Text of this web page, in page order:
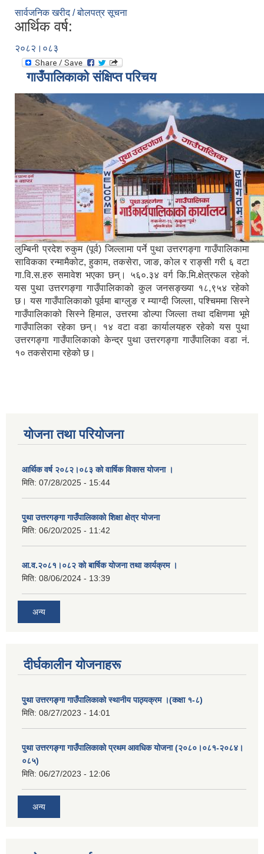
सार्वजनिक खरीद / बोलपत्र सूचना
आर्थिक वर्ष:
२०८२।०८३
गाउँपालिकाको संक्षिप्त परिचय
लुम्बिनी प्रदेश रुकुम (पूर्व) जिल्लामा पर्ने पुथा उत्तरगङ्गा गाउँपालिकामा
साविकका रन्मामैकोट, हुकाम, तकसेरा, जाङ, कोल र राङ्सी गरी ६ वटा
गा.वि.स.हरु समावेश भएका छन्। ५६०.३४ वर्ग कि.मि.क्षेत्रफल रहेको
यस पुथा उत्तरगङ्गा गाउँपालिकाको कुल जनसङ्ख्या १८,९५४ रहेको
छ। यस गाउँपालिकाको पूर्वमा बाग्लुङ र म्याग्दी जिल्ला, पश्चिममा सिस्ने
गाउँपालिकाको सिस्ने हिमाल, उत्तरमा डोल्पा जिल्ला तथा दक्षिणमा भूमे
गाउँपालिका रहेका छन्। १४ वटा वडा कार्यालयहरु रहेको यस पुथा
उत्तरगङ्गा गाउँपालिकाको केन्द्र पुथा उत्तरगङ्गा गाउँपालिका वडा नं.
१० तकसेरामा रहेको छ।
योजना तथा परियोजना
आर्थिक वर्ष २०८२।०८३ को वार्षिक विकास योजना ।
मिति: 07/28/2025 - 15:44
पुथा उत्तरगङ्गा गाउँपालिकाको शिक्षा क्षेत्र योजना
मिति: 06/20/2025 - 11:42
आ.व.२०८१।०८२ को बार्षिक योजना तथा कार्यक्रम ।
मिति: 08/06/2024 - 13:39
अन्य
दीर्घकालीन योजनाहरू
पुथा उत्तरगङ्गा गाउँपालिकाको स्थानीय पाठ्यक्रम ।(कक्षा १-८)
मिति: 08/27/2023 - 14:01
पुथा उत्तरगङ्गा गाउँपालिकाको प्रथम आवधिक योजना (२०८०।०८१-२०८४।
०८५)
मिति: 06/27/2023 - 12:06
अन्य